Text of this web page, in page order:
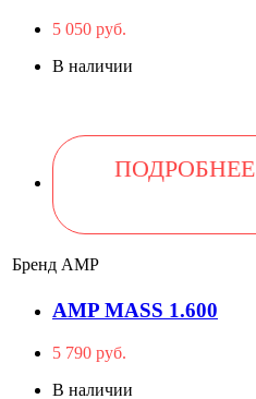
5 050 руб.
В наличии
ПОДРОБНЕЕ
Бренд AMP
AMP MASS 1.600
5 790 руб.
В наличии